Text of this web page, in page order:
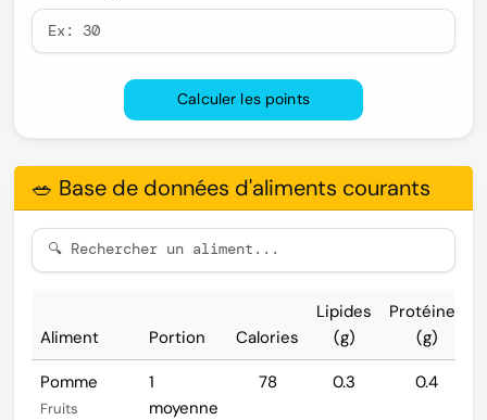
Calculer les points
🥗 Base de données d'aliments courants
Aliment Portion Calories
Lipides
(g)
Protéines
(g)
Pomme
Fruits
1
moyenne
78 0.3 0.4